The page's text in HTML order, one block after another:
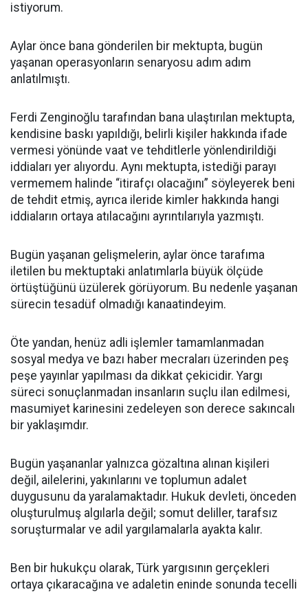
istiyorum.
Aylar önce bana gönderilen bir mektupta, bugün
yaşanan operasyonların senaryosu adım adım
anlatılmıştı.
Ferdi Zenginoğlu tarafından bana ulaştırılan mektupta,
kendisine baskı yapıldığı, belirli kişiler hakkında ifade
vermesi yönünde vaat ve tehditlerle yönlendirildiği
iddiaları yer alıyordu. Aynı mektupta, istediği parayı
vermemem halinde “itirafçı olacağını” söyleyerek beni
de tehdit etmiş, ayrıca ileride kimler hakkında hangi
iddiaların ortaya atılacağını ayrıntılarıyla yazmıştı.
Bugün yaşanan gelişmelerin, aylar önce tarafıma
iletilen bu mektuptaki anlatımlarla büyük ölçüde
örtüştüğünü üzülerek görüyorum. Bu nedenle yaşanan
sürecin tesadüf olmadığı kanaatindeyim.
Öte yandan, henüz adli işlemler tamamlanmadan
sosyal medya ve bazı haber mecraları üzerinden peş
peşe yayınlar yapılması da dikkat çekicidir. Yargı
süreci sonuçlanmadan insanların suçlu ilan edilmesi,
masumiyet karinesini zedeleyen son derece sakıncalı
bir yaklaşımdır.
Bugün yaşananlar yalnızca gözaltına alınan kişileri
değil, ailelerini, yakınlarını ve toplumun adalet
duygusunu da yaralamaktadır. Hukuk devleti, önceden
oluşturulmuş algılarla değil; somut deliller, tarafsız
soruşturmalar ve adil yargılamalarla ayakta kalır.
Ben bir hukukçu olarak, Türk yargısının gerçekleri
ortaya çıkaracağına ve adaletin eninde sonunda tecelli